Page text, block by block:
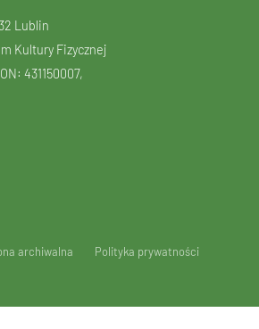
Lublin
Kultury Fizycznej
431150007,
archiwalna Polityka prywatności